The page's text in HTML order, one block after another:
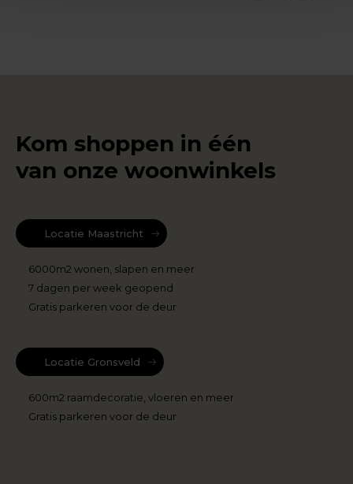
Kom shoppen in één
van onze woonwinkels
Locatie Maastricht
6000m2 wonen, slapen en meer
7 dagen per week geopend
Gratis parkeren voor de deur
Locatie Gronsveld
600m2 raamdecoratie, vloeren en meer
Gratis parkeren voor de deur